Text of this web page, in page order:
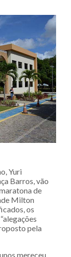
Yuri
Barros, vão
de
Milton
os
pela
mereceu